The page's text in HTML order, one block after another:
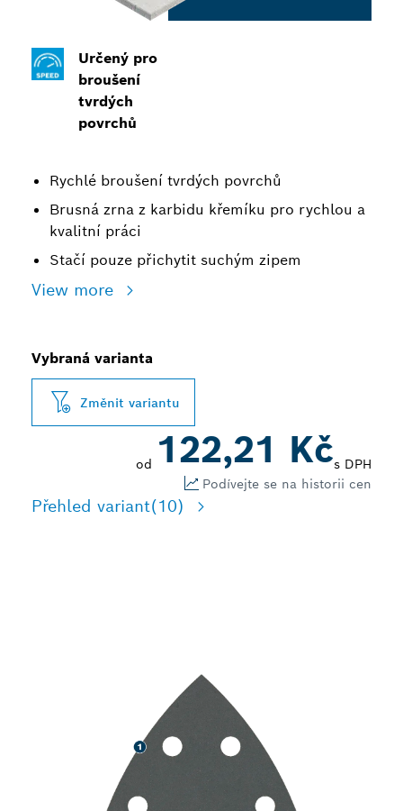
Určený pro
broušení
tvrdých
povrchů
Rychlé broušení tvrdých povrchů
Brusná zrna z karbidu křemíku pro rychlou a
kvalitní práci
Stačí pouze přichytit suchým zipem
View more
Vybraná varianta
Změnit variantu
od 122,21 Kčs DPH
Podívejte se na historii cen
Přehled variant(10)